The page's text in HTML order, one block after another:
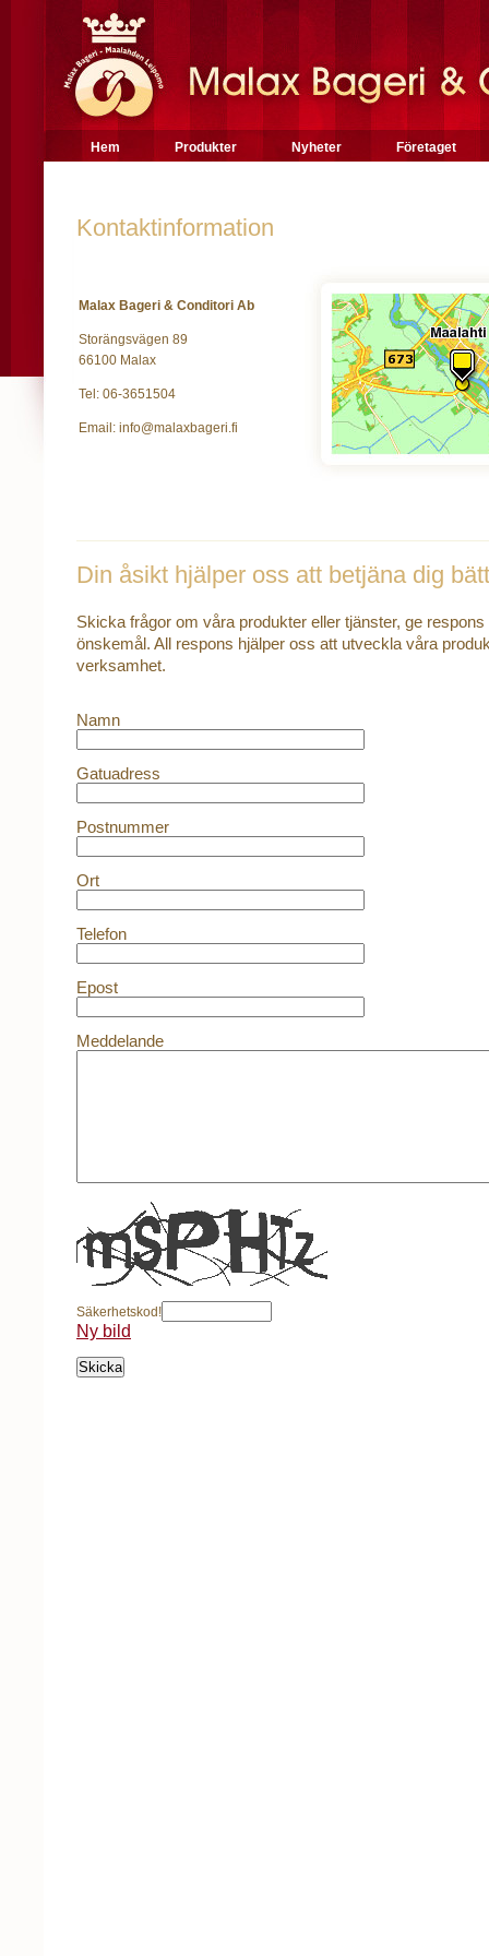
Hem Produkter Nyheter Företaget
Kontaktinformation
Malax Bageri & Conditori Ab
Storängsvägen 89
66100 Malax
Tel: 06-3651504
Email: info@malaxbageri.fi
Din åsikt hjälper oss att betjäna dig
Skicka frågor om våra produkter eller tjänster, ge
önskemål. All respons hjälper oss att utveckla våra
verksamhet.
Namn
Gatuadress
Postnummer
Ort
Telefon
Epost
Meddelande
Säkerhetskod!
Ny bild